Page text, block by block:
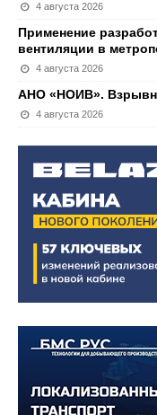
4 августа 2026
Применение
вентиляции в
4 августа 2026
АНО «НОИВ».
4 августа 2026